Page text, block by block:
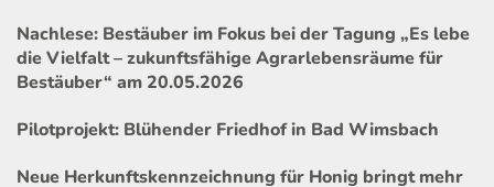
Nachlese: Bestäuber im Fokus bei der Tagung „Es lebe
die Vielfalt – zukunftsfähige Agrarlebensräume für
Bestäuber“ am 20.05.2026
Pilotprojekt: Blühender Friedhof in Bad Wimsbach
Neue Herkunftskennzeichnung für Honig bringt mehr